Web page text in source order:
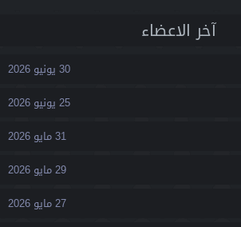
آخر اﻻعضاء
30 يونيو 2026
25 يونيو 2026
31 مايو 2026
29 مايو 2026
27 مايو 2026